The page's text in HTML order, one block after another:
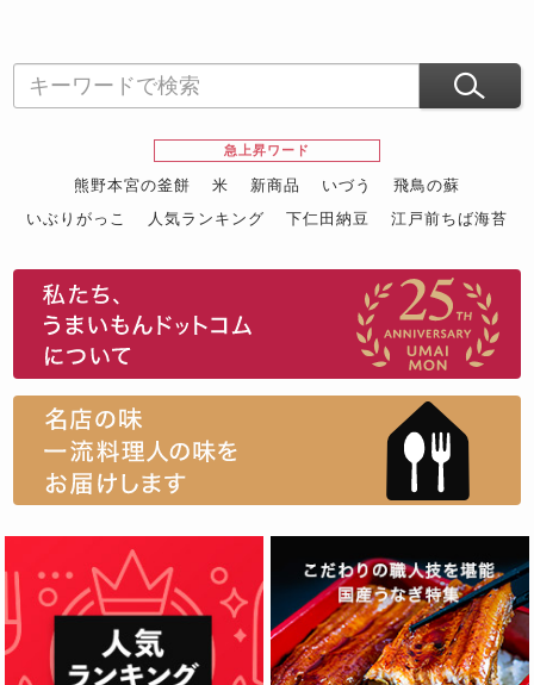
急上昇ワード
熊野本宮の釜餅 米 新商品 いづう
飛鳥の蘇
いぶりがっこ
人気ランキング 下仁田納豆
江戸前ちば海苔